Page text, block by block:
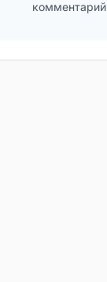
комментарий